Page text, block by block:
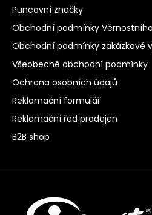
Puncovní značky
Obchodní podmínky
Obchodní podmínky zakázkové
Všeobecné obchodní podmínky
Ochrana osobních údajů
Reklamační formulář
Reklamační řád prodejen
B2B shop